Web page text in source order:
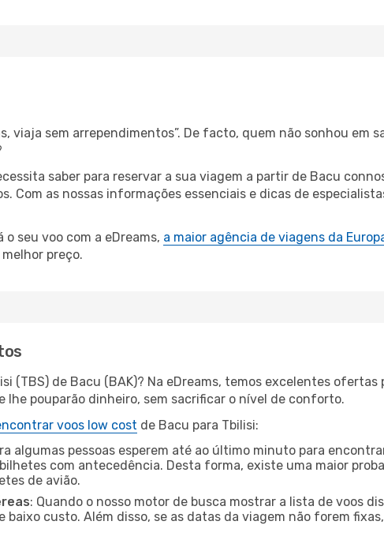
viaja sem arrependimentos”. De facto, quem não sonhou em
saber para reservar a sua viagem a partir de Bacu
Com as nossas informações essenciais e dicas de
seu voo com a eDreams, a maior agência de viagens da
preço.
(TBS) de Bacu (BAK)? Na eDreams, temos excelentes
lhe pouparão dinheiro, sem sacrificar o nível de conforto.
voos low cost de Bacu para Tbilisi:
algumas pessoas esperem até ao último minuto para
com antecedência. Desta forma, existe uma maior
de avião.
: Quando o nosso motor de busca mostrar a lista de voos
baixo custo. Além disso, se as datas da viagem não forem